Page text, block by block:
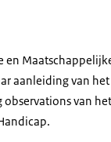
en
aanleiding van
van